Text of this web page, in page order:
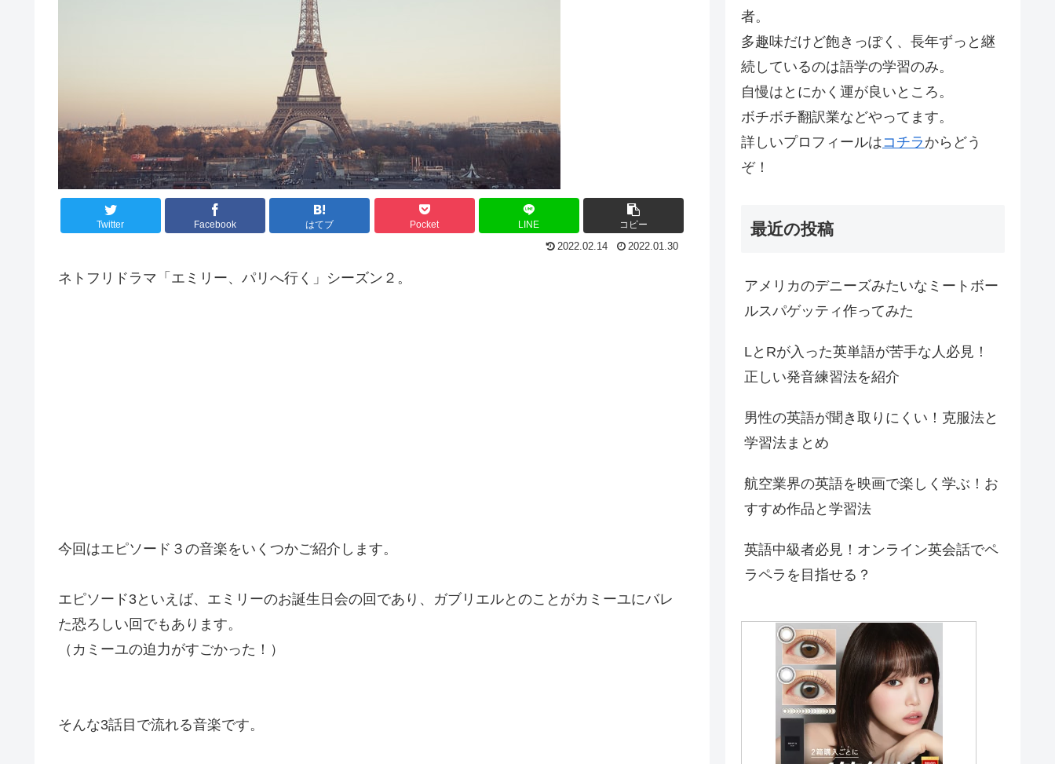
Twitter Facebook はてブ Pocket LINE コピー
2022.02.14 2022.01.30
ネトフリドラマ「エミリー、パリへ行く」シーズン２。
今回はエピソード３の音楽をいくつかご紹介します。
エピソード3といえば、エミリーのお誕生日会の回であり、ガブリエルとのことがカミーユにバレ
た恐ろしい回 でもあります。
（カミーユの迫力がすごかった！）
そんな3話目で流れる音楽です。
者。
多趣味だけど飽きっぽく、長年ずっと継
続しているのは語学の学習のみ。
自慢はとにかく運が良いところ。
ボチボチ翻訳業などやってます。
詳しいプロフィールはコチラ からどう
ぞ！
最近の投稿
アメリカのデニーズみたいなミートボー
ルスパゲッティ作ってみた
LとRが入った英単語が苦手な人必見！
正しい発音練習法を紹介
男性の英語が聞き取りにくい！克服法と
学習法まとめ
航空業界の英語を映画で楽しく学ぶ！お
すすめ作品と学習法
英語中級者必見！オンライン英会話でペ
ラペラを目指せる？